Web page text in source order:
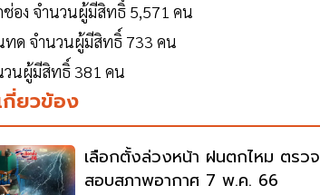
ช่อง จำนวนผู้มีสิทธิ์ 5,571 คน
ทด จำนวนผู้มีสิทธิ์ 733 คน
วนผู้มีสิทธิ์ 381 คน
กี่ยวข้อง
เลือกตั้งล่วงหน้า ฝนตกไหม ตรวจ
สอบสภาพอากาศ 7 พ.ค. 66